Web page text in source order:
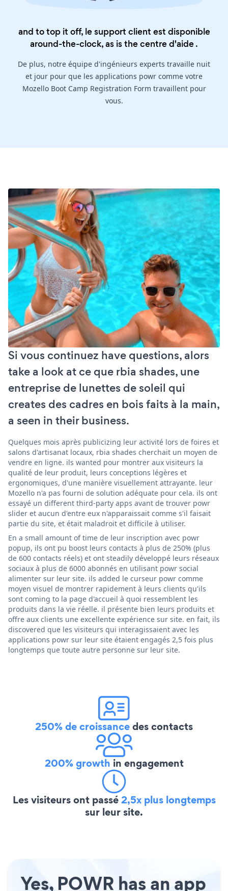
and to top it off, le support client est disponible
around-the-clock, as is thecentre d'aide.
De plus, notre équipe d'ingénieurs experts travaille nuit
et jour pour que les applications powr comme votre
Mozello Boot Camp Registration Form travaillent pour
vous.
Si vous continuez have questions, alors
take a look at ce que rbia shades, une
entreprise de lunettes de soleil qui
creates des cadres en bois faits à la main,
a seen in their business.
Quelques mois après publicizing leur activité lors de foires et
salons d'artisanat locaux, rbia shades cherchait un moyen de
vendre en ligne. ils wanted pour montrer aux visiteurs la
qualité de leur produit, leurs conceptions légères et
ergonomiques, d'une manière visuellement attrayante. leur
Mozello n'a pas fourni de solution adéquate pour cela. ils ont
essayé un different third-party apps avant de trouver powr
slider et aucun d'entre eux n'apparaissait comme s'il faisait
partie du site, et était maladroit et difficile à utiliser.
En a small amount of time de leur inscription avec powr
popup, ils ont pu boost leurs contacts à plus de 250% (plus
de 600 contacts réels) et ont steadily développé leurs réseaux
sociaux à plus de 6000 abonnés en utilisant powr social
alimenter sur leur site. ils added le curseur powr comme
moyen visuel de montrer rapidement à leurs clients qu'ils
sont coming to la page d'accueil à quoi ressemblent les
produits dans la vie réelle. il présente bien leurs produits et
offre aux clients une excellente expérience sur site. en fait, ils
discovered que les visiteurs qui interagissaient avec les
applications powr sur leur site étaient engagés 2,5 fois plus
longtemps que toute autre personne sur leur site.
250% de croissancedes contacts
200% growth in engagement
Les visiteurs ont passé2,5x plus longtemps
sur leur site.
Yes, POWR has an app